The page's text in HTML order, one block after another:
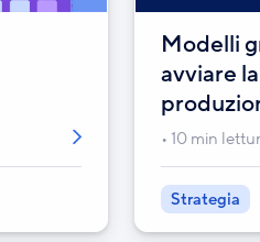
Modelli
avviare
10 min
Strategia